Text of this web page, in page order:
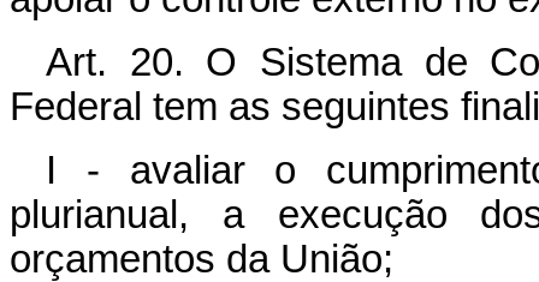
Art. 20. O Sistema de
Federal tem as seguintes
I - avaliar o
plurianual, a execução
orçamentos da União;